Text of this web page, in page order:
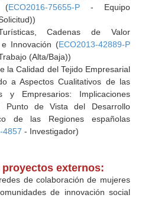
(ECO2016-75655-P- Equipo
Cadenas de Valor
e Innovación (ECO2013-42889-P
(Alta/Baja))
la Calidad del Tejido Empresarial
a Aspectos Cualitativos de las
y Empresarios: Implicaciones
Punto de Vista del Desarrollo
de las Regiones españolas
4857 - Investigador)
externos:
de colaboración de mujeres
de innovación social